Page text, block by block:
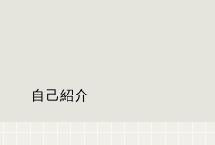
自己紹介